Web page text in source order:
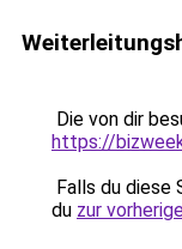
Die von dir
https://
Falls du diese
du zur